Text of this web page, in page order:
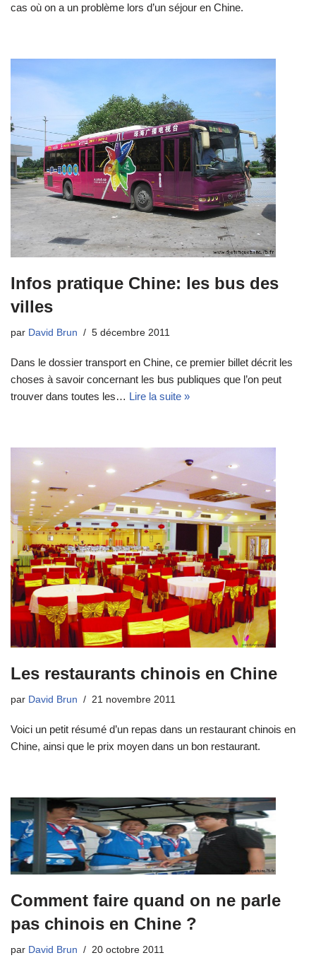
cas où on a un problème lors d’un séjour en Chine.
Infos pratique Chine: les bus des
villes
par David Brun 5 décembre 2011
Dans le dossier transport en Chine, ce premier billet décrit les
choses à savoir concernant les bus publiques que l’on peut
trouver dans toutes les… Lire la suite »
Les restaurants chinois en Chine
par David Brun 21 novembre 2011
Voici un petit résumé d’un repas dans un restaurant chinois en
Chine, ainsi que le prix moyen dans un bon restaurant.
Comment faire quand on ne parle
pas chinois en Chine ?
par David Brun 20 octobre 2011